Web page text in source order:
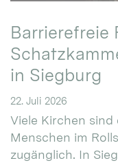
Barrierefreie
in Siegburg
22. Juli 2026
Viele Kirchen
Menschen im
zugänglich. In